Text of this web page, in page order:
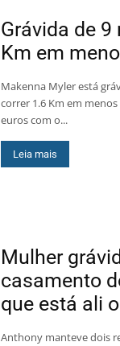
Grávida de 9
Km em
Makenna Myler está
correr 1.6 Km em
euros com o...
Leia mais
Mulher
casamento
que está ali
Anthony manteve dois